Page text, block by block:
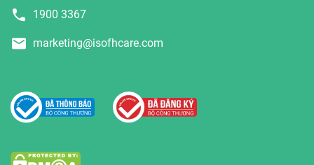
1900 3367
marketing@isofhcare.com